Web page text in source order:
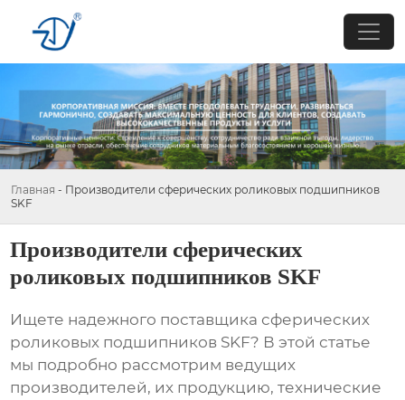
Главная - Производители сферических роликовых подшипников
SKF
Производители сферических
роликовых подшипников SKF
Ищете надежного поставщика сферических
роликовых подшипников SKF? В этой статье
мы подробно рассмотрим ведущих
производителей, их продукцию, технические